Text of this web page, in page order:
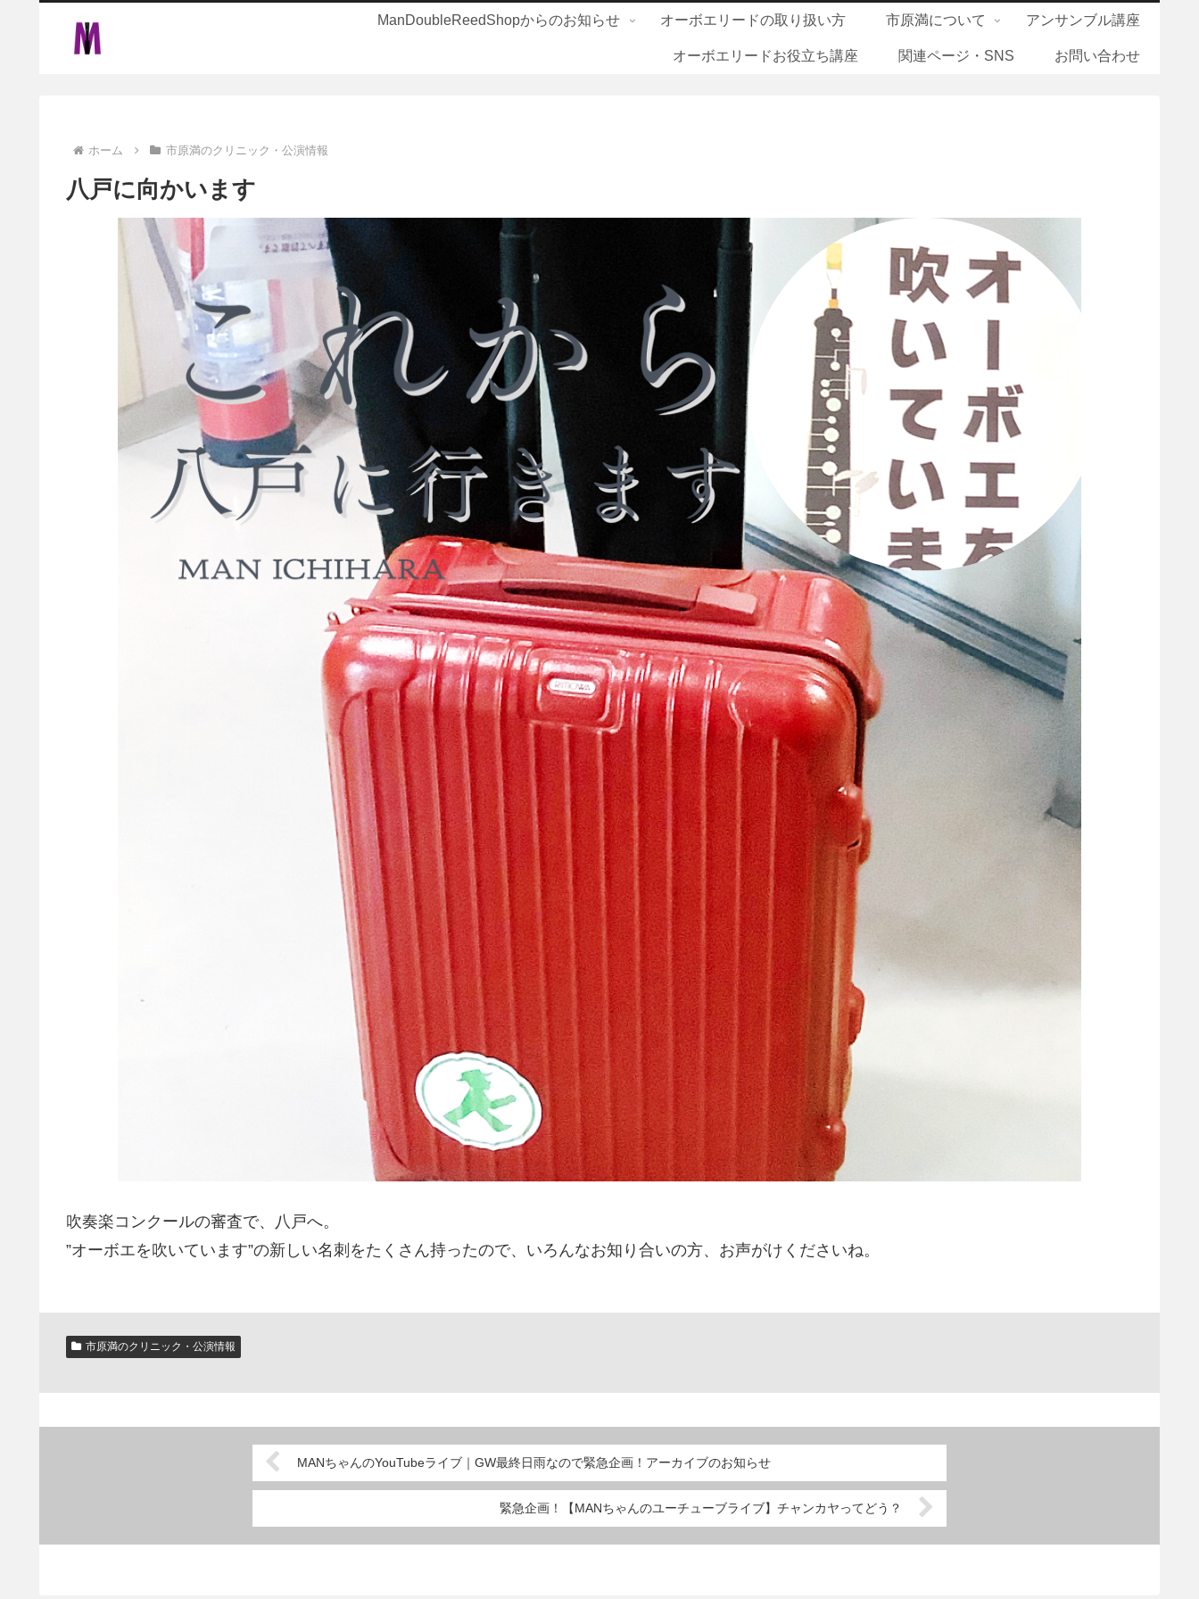
ManDoubleReedShopからのお知らせ オーボエリードの取り扱い方 市原満について アンサンブル講座
オーボエリードお役立ち講座 関連ページ・SNS お問い合わせ
ホーム 市原満のクリニック・公演情報
八戸に向かいます
吹奏楽コンクールの審査で、八戸へ。
”オーボエを吹いています”の新しい名刺をたくさん持ったので、いろんなお知り合いの方、お声がけくださいね。
市原満のクリニック・公演情報
MANちゃんのYouTubeライブ｜GW最終日雨なので緊急企画！アーカイブのお知らせ
緊急企画！【MANちゃんのユーチューブライブ】チャンカヤってどう？